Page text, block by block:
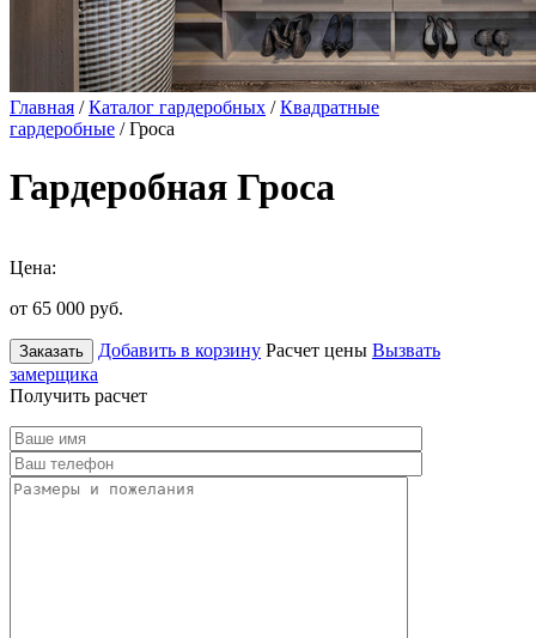
Главная /Каталог гардеробных /Квадратные
гардеробные / Гроса
Гардеробная Гроса
Цена:
от 65 000 руб.
Заказать Добавить в корзину Расчет цены Вызвать
замерщика
Получить расчет